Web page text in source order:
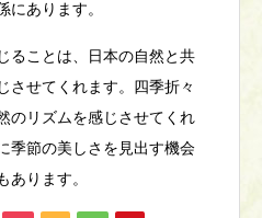
にあります。
ることは、日本の自然と共
させてくれます。四季折々
のリズムを感じさせてくれ
季節の美しさを見出す機会
あります。